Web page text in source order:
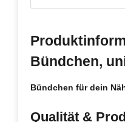
Bündchen,
Bündchen für dein
Qualität &